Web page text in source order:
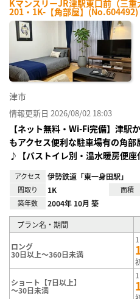
KマンスリーJR津駅東口前（三重
201・1K-【角部屋】(No.604492)
津市
情報更新日 2026/08/02 18:03
【ネット無料・Wi-Fi完備】津
もアクセス便利な駐車場有の角
♪【バストイレ別・温水暖房便座
アクセス 伊勢鉄道「東一身田駅」
間取り 1K 面積
築年数 2004年 10月 築
プラン名・期間
ロング
30日以上～360日未満
ショート【7日以上】
～30日未満